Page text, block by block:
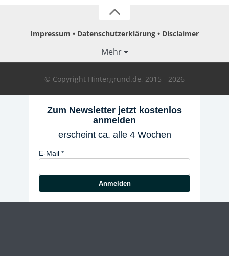
Impressum Datenschutzerklärung Disclaimer
Mehr
© Copyright Hintergrund.de, 2015 - 2026
Zum Newsletter jetzt kostenlos
anmelden
erscheint ca. alle 4 Wochen
E-Mail
Anmelden